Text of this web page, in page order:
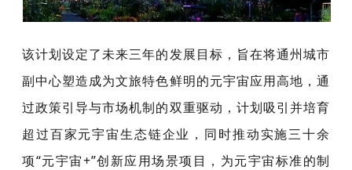
该计划设定了未来三年的发展目标，旨在将通州城市
副中心塑造成为文旅特色鲜明的元宇宙应用高地，通
过政策引导与市场机制的双重驱动， 计划吸引并培育
超过百家元宇宙生态链企业，同时推动实施三十余
项“元宇宙+”创新应用场景项目，为元宇宙标准的制